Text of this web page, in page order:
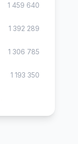
1 459 640
1 392 289
1 306 785
1 193 350